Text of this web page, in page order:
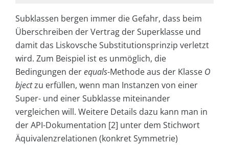
Subklassen bergen immer die Gefahr, dass beim
Überschreiben der Vertrag der Superklasse und
damit das Liskovsche Substitutionsprinzip verletzt
wird. Zum Beispiel ist es unmöglich, die
Bedingungen derequals-Methode aus der Klasse O
bjectzu erfüllen, wenn man Instanzen von einer
Super- und einer Subklasse miteinander
vergleichen will. Weitere Details dazu kann man in
der API-Dokumentation [2] unter dem Stichwort
Äquivalenzrelationen (konkret Symmetrie)